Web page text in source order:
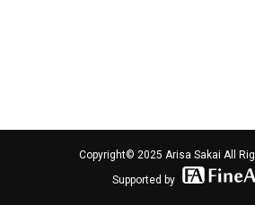
Copyright© 2025 Arisa Sakai All
Supported by